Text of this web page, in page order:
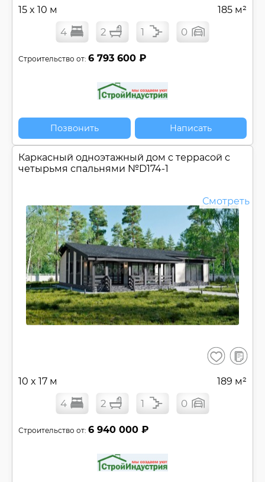
15 x 10 м 185 м²
4 2 1 0
Строительство от: 6 793 600 ₽
Позвонить Написать
Каркасный одноэтажный дом c террасой с
четырьмя спальнями №D174-1
Смотреть
Сохранить
В
10 x 17 м 189 м²
4 2 1 0
Строительство от: 6 940 000 ₽